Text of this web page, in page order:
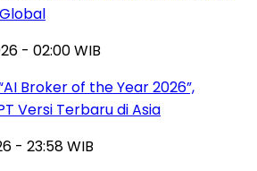
- 02:00 WIB
Broker of the Year 2026”,
Versi Terbaru di Asia
- 23:58 WIB